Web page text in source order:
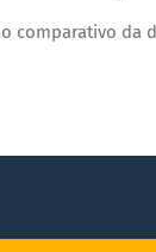
comparativo da